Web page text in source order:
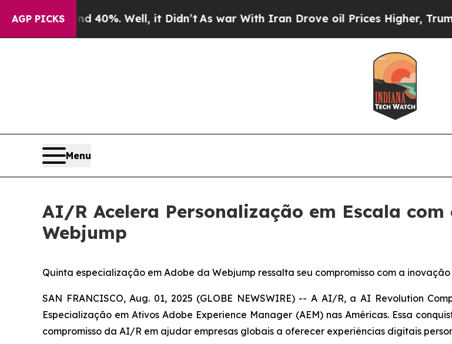
AGP PICKS
Around 40%. Well, it Didn’tAs war With Iran Drove oil Prices Higher, Trump
Menu
AI/R Acelera Personalização em Escala
Webjump
Quinta especialização em Adobe da Webjump ressalta seu compromisso com a
SAN FRANCISCO, Aug. 01, 2025 (GLOBE NEWSWIRE) -- A AI/R, a AI Revolution
Especialização em Ativos Adobe Experience Manager (AEM) nas Américas. Essa
compromisso da AI/R em ajudar empresas globais a oferecer experiências digitais